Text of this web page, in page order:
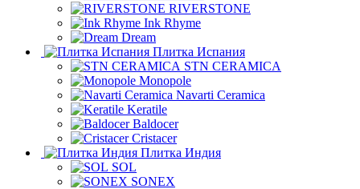
RIVERSTONE
Ink Rhyme
Dream
Плитка Испания
STN CERAMICA
Monopole
Navarti Ceramica
Keratile
Baldocer
Cristacer
Плитка Индия
SOL
SONEX